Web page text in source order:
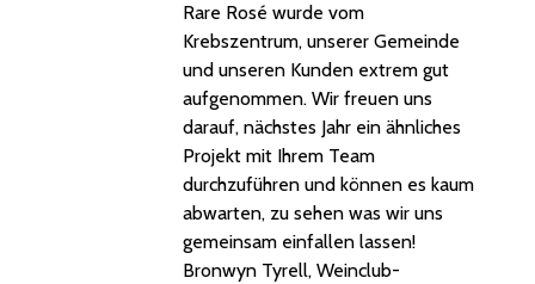
Rare Rosé wurde vom
Krebszentrum, unserer Gemeinde
und unseren Kunden extrem gut
aufgenommen. Wir freuen uns
darauf, nächstes Jahr ein ähnliches
Projekt mit Ihrem Team
durchzuführen und können es kaum
abwarten, zu sehen was wir uns
gemeinsam einfallen lassen!
Bronwyn Tyrell, Weinclub-